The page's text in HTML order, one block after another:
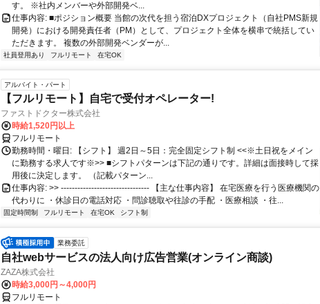
す。 ※社内メンバーや外部開発ベ...
仕事内容: ■ポジション概要 当館の次代を担う宿泊DXプロジェクト（自社PMS新規
開発）における開発責任者（PM）として、プロジェクト全体を横串で統括してい
ただきます。 複数の外部開発ベンダーが...
社員登用あり フルリモート 在宅OK
アルバイト・パート
【フルリモート】自宅で受付オペレーター!
ファストドクター株式会社
時給1,520円以上
フルリモート
勤務時間・曜日: 【シフト】 週2日～5日：完全固定シフト制 <<※土日祝をメイン
に勤務する求人です※>> ■シフトパターンは下記の通りです。詳細は面接時して採
用後に決定します。 （記載パターン...
仕事内容: >> -------------------------------- 【主な仕事内容】 在宅医療を行う医療機関の
代わりに ・休診日の電話対応 ・問診聴取や往診の手配 ・医療相談 ・往...
固定時間制 フルリモート 在宅OK シフト制
業務委託
自社webサービスの法人向け広告営業(オンライン商談)
ZAZA株式会社
時給3,000円～4,000円
フルリモート